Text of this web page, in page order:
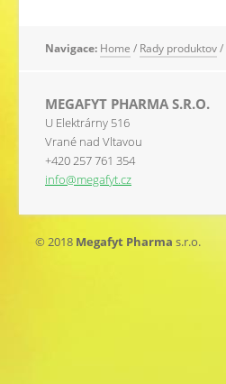
Navigace: Home / Rady produktov/
MEGAFYT PHARMA S.R.O.
U Elektrárny 516
Vrané nad Vltavou
+420 257 761 354
info@megafyt.cz
© 2018 Megafyt Pharma s.r.o.